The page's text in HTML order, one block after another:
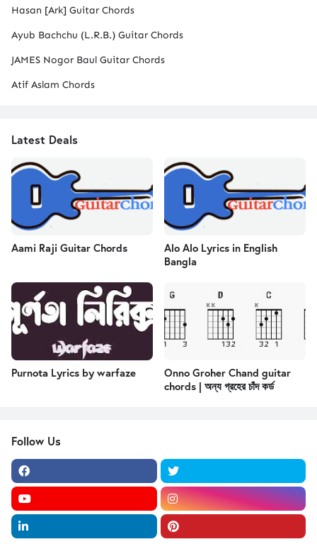
Hasan [Ark] Guitar Chords
Ayub Bachchu (L.R.B.) Guitar Chords
JAMES Nogor Baul Guitar Chords
Atif Aslam Chords
Latest Deals
Aami Raji Guitar Chords
Alo Alo Lyrics in English
Bangla
Purnota Lyrics by warfaze
Onno Groher Chand guitar
chords | অন্য গ্রহের চাঁদ কর্ড
Follow Us